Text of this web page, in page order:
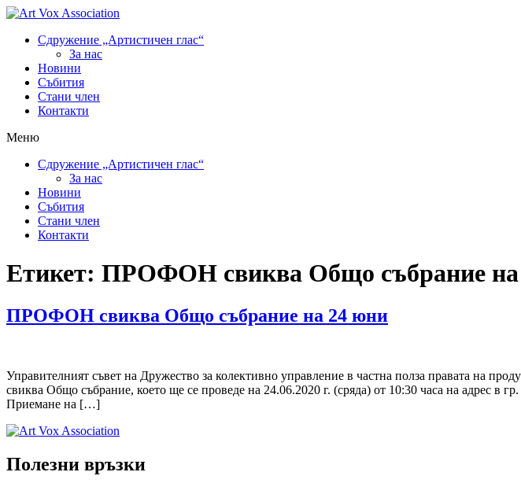
Сдружение „Артистичен глас“
За нас
Новини
Събития
Стани член
Контакти
Меню
Сдружение „Артистичен глас“
За нас
Новини
Събития
Стани член
Контакти
Етикет: ПРОФОН свиква Общо събрание
ПРОФОН свиква Общо събрание на 24 юни
Управителният съвет на Дружество за колективно управление в частна полза правата на
свиква Общо събрание, което ще се проведе на 24.06.2020 г. (сряда) от 10:30 часа на адрес в
Приемане на […]
Полезни връзки